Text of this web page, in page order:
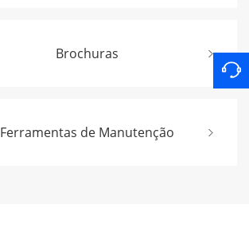
Brochuras
Ferramentas de Manutenção